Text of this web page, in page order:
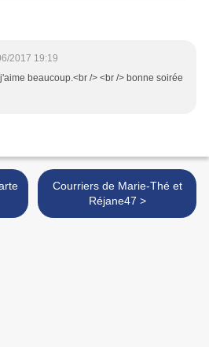
2017 19:19
beaucoup.<br /> <br /> bonne soirée
Courriers de Marie-Thé et
Réjane47 >